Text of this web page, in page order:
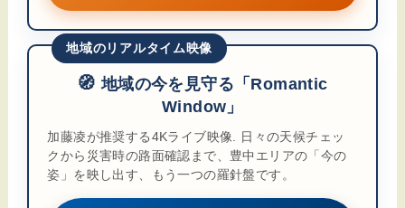
地域のリアルタイム映像
🧭 地域の今を見守る「Romantic
Window」
加藤凌が推奨する4Kライブ映像. 日々の天候チェッ
クから災害時の路面確認まで、豊中エリアの「今の
姿」を映し出す、もう一つの羅針盤です。